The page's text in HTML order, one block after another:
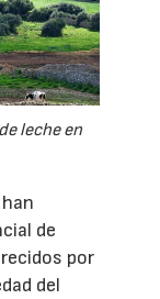
leche en
de
por
del